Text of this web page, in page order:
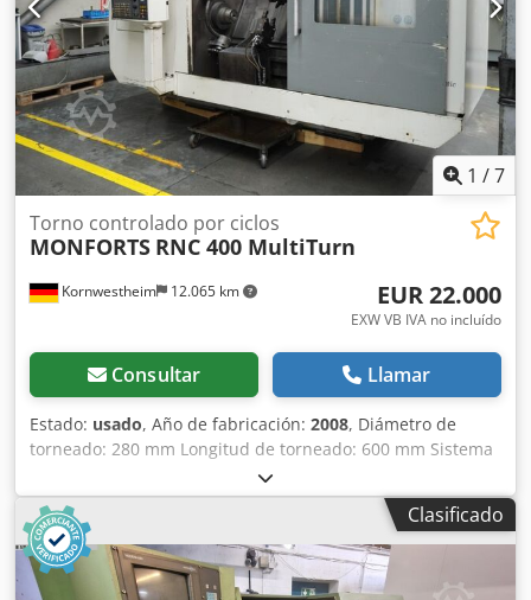
Superficie de base: 2540 mm × 1690 mm
1 /7
Kornwestheim 12.065 km
Torno controlado por ciclos
MONFORTS RNC 400 MultiTurn
EUR 22.000
EXW VB IVA no incluído
Consultar Llamar
Estado: usado, Año de fabricación: 2008, Diámetro de
torneado: 280 mm Longitud de torneado: 600 mm Sistema
de control: Fanuc Serie 32i, modelo A Dsdpszrzw Ssfx Ad
Sskr Diámetro sobre bancada: 280 mm Longitud de
torneado: 600 mm
Clasificado